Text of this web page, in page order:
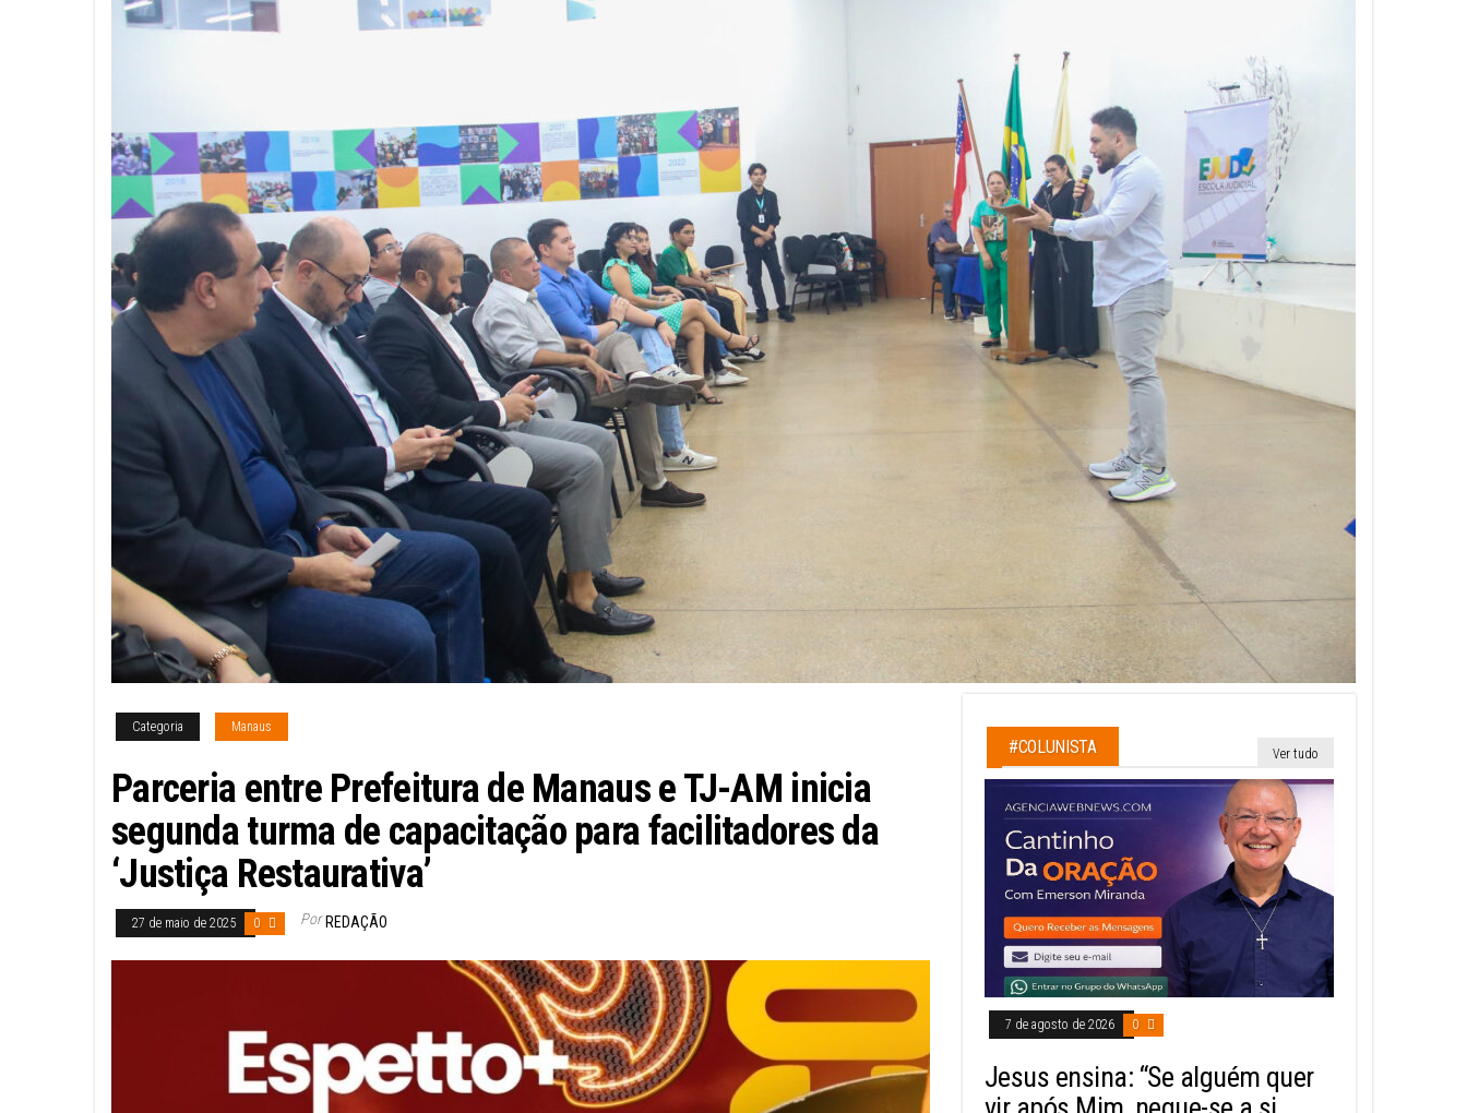
Categoria Manaus
Parceria entre Prefeitura de Manaus e TJ-AM inicia
segunda turma de capacitação para facilitadores da
‘Justiça Restaurativa’
27 de maio de 2025 0 Por REDAÇÃO
#COLUNISTA Ver tudo
7 de agosto de 2026 0
Jesus ensina: “Se alguém quer